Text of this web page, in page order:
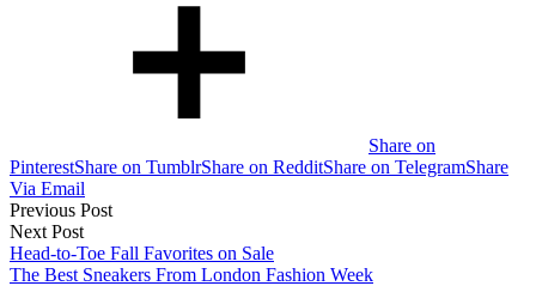
Share on
PinterestShare on TumblrShare on RedditShare on TelegramShare
Via Email
Post
navigation
Previous Post
Next Post
Head-to-Toe Fall Favorites on Sale
The Best Sneakers From London Fashion Week